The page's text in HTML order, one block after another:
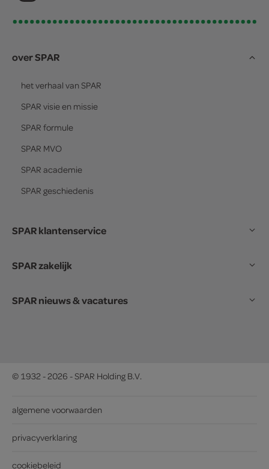
over SPAR
het verhaal van SPAR
SPAR visie en missie
SPAR formule
SPAR MVO
SPAR academie
SPAR geschiedenis
SPAR klantenservice
SPAR zakelijk
SPAR nieuws & vacatures
© 1932 - 2026 - SPAR Holding B.V.
algemene voorwaarden
privacyverklaring
cookiebeleid